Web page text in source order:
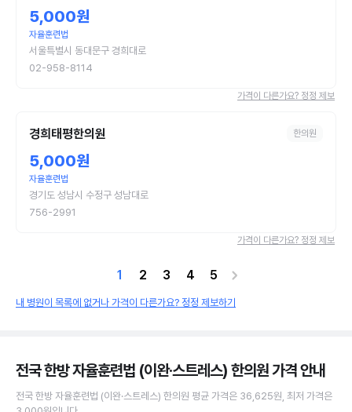
5,000원
자율훈련법
서울특별시 동대문구 경희대로
02-958-8114
가격이 다른가요? 정정 제보
경희태평한의원 한의원
5,000원
자율훈련법
경기도 성남시 수정구 성남대로
756-2991
가격이 다른가요? 정정 제보
1 2 3 4 5
내 병원이 목록에 없거나 가격이 다른가요? 정정 제보하기
전국 한방 자율훈련법 (이완·스트레스) 한의원가격 안내
전국 한방 자율훈련법 (이완·스트레스) 한의원 평균 가격은 36,625원 , 최저 가격은